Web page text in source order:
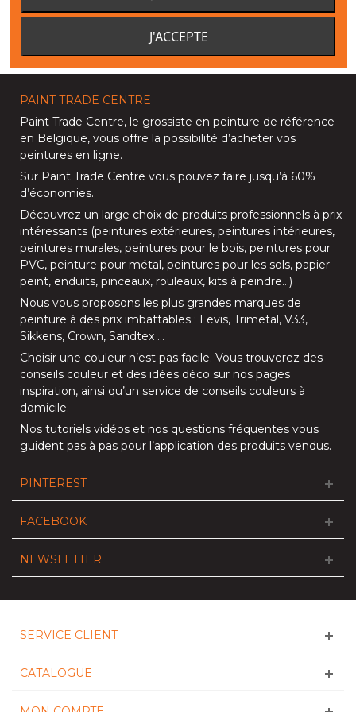
NOS MAGASINS
PAINT TRADE CENTRE
Paint Trade Centre, le grossiste en peinture de référence
en Belgique, vous offre la possibilité d’acheter vos
peintures en ligne.
Sur Paint Trade Centre vous pouvez faire jusqu’à 60%
d’économies.
Découvrez un large choix de produits professionnels à prix
intéressants (peintures extérieures, peintures intérieures,
peintures murales, peintures pour le bois, peintures pour
PVC, peinture pour métal, peintures pour les sols, papier
peint, enduits, pinceaux, rouleaux, kits à peindre…)
Nous vous proposons les plus grandes marques de
peinture à des prix imbattables : Levis, Trimetal, V33,
Sikkens, Crown, Sandtex …
Choisir une couleur n’est pas facile. Vous trouverez des
conseils couleur et des idées déco sur nos pages
inspiration, ainsi qu’un service de conseils couleurs à
domicile.
Nos tutoriels vidéos et nos questions fréquentes vous
guident pas à pas pour l’application des produits vendus.
PINTEREST
FACEBOOK
NEWSLETTER
J'ACCEPTE
SERVICE CLIENT
CATALOGUE